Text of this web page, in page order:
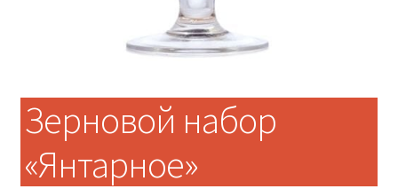
Зерновой набор
«Янтарное»